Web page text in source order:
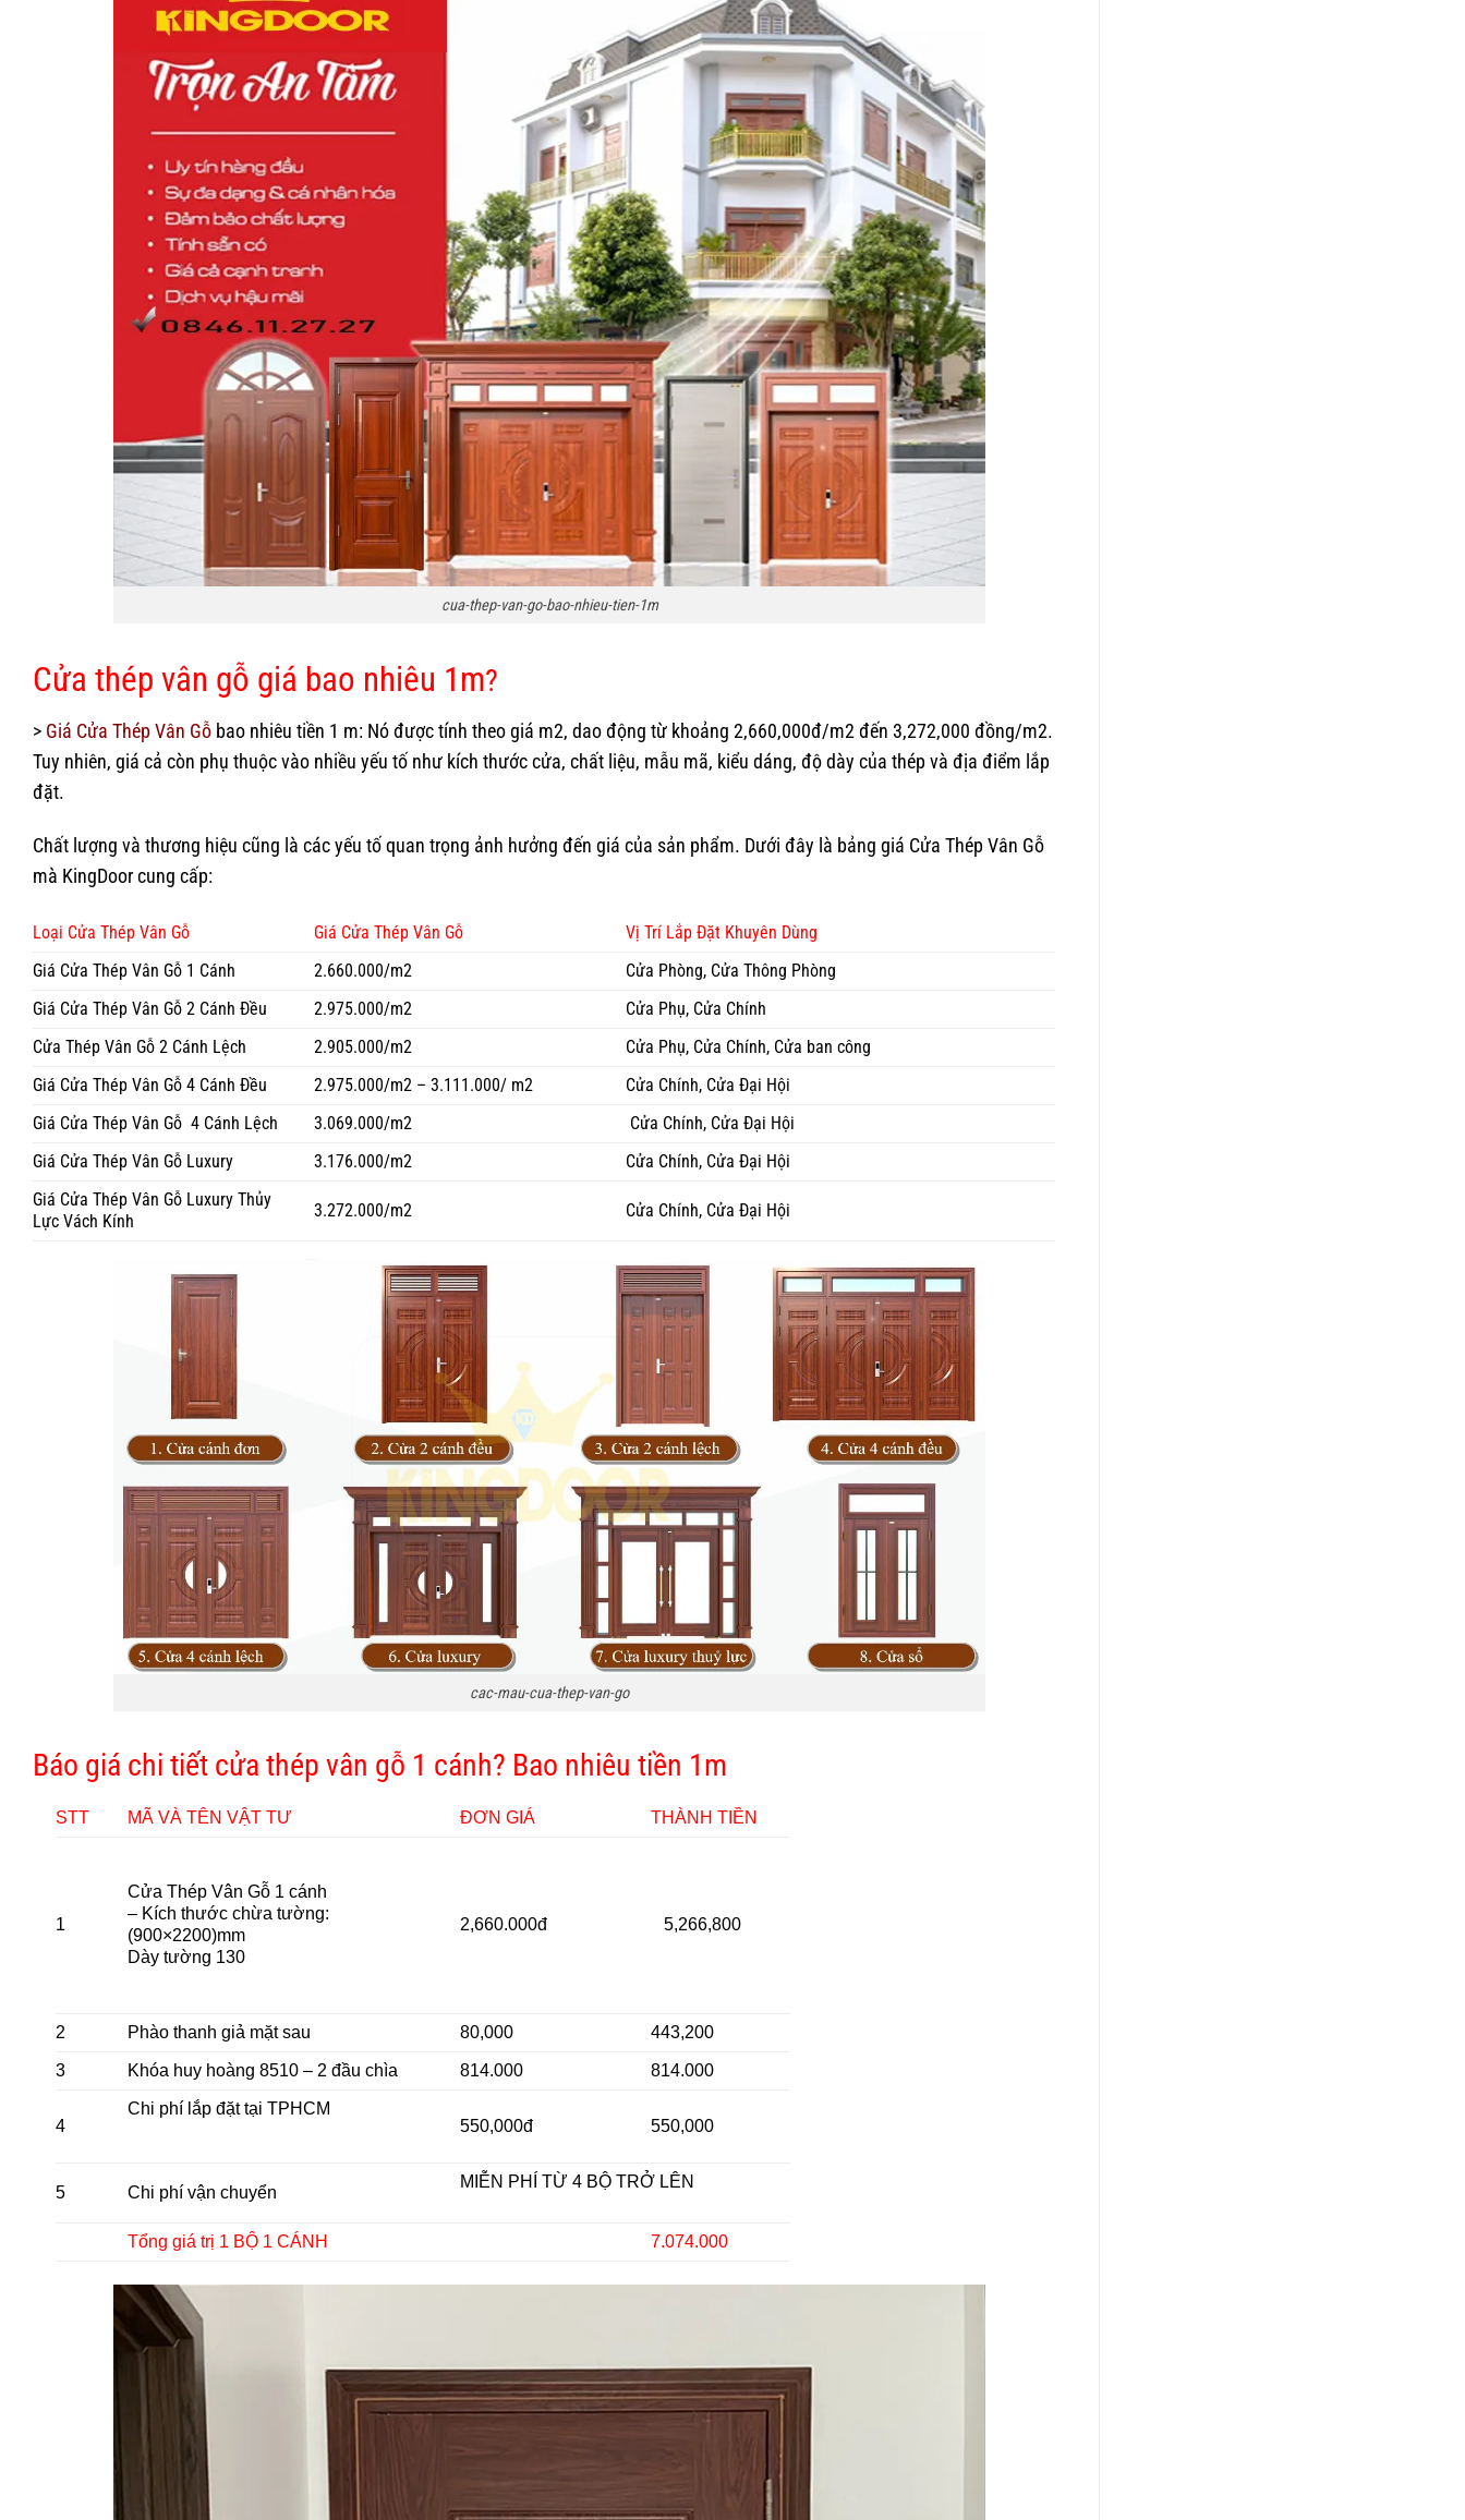
cua-thep-van-go-bao-nhieu-tien-1m
Cửa thép vân gỗ giá bao nhiêu 1m?
> Giá Cửa Thép Vân Gỗ bao nhiêu tiền 1 m: Nó được tính theo giá m2, dao động từ khoảng 2,660,000đ/m2 đến 3,272,000 đồng/m2.
Tuy nhiên, giá cả còn phụ thuộc vào nhiều yếu tố như kích thước cửa, chất liệu, mẫu mã, kiểu dáng, độ dày của thép và địa điểm lắp
đặt.
Chất lượng và thương hiệu cũng là các yếu tố quan trọng ảnh hưởng đến giá của sản phẩm. Dưới đây là bảng giá Cửa Thép Vân Gỗ
mà KingDoor cung cấp:
Loại Cửa Thép Vân Gỗ Giá Cửa Thép Vân Gỗ
Vị Trí Lắp Đặt Khuyên Dùng
Giá Cửa Thép Vân Gỗ 1 Cánh
2.660.000/m2
Cửa Phòng, Cửa Thông Phòng
Giá Cửa Thép Vân Gỗ 2 Cánh Đều
2.975.000/m2
Cửa Phụ, Cửa Chính
Cửa Thép Vân Gỗ 2 Cánh Lệch
2.905.000/m2
Cửa Phụ, Cửa Chính, Cửa ban công
Giá Cửa Thép Vân Gỗ 4 Cánh Đều
2.975.000/m2 – 3.111.000/ m2
Cửa Chính, Cửa Đại Hội
Giá Cửa Thép Vân Gỗ 4 Cánh Lệch 3.069.000/m2
Cửa Chính, Cửa Đại Hội
Giá Cửa Thép Vân Gỗ Luxury
3.176.000/m2
Cửa Chính, Cửa Đại Hội
Giá Cửa Thép Vân Gỗ Luxury Thủy
Lực Vách Kính
3.272.000/m2 Cửa Chính, Cửa Đại Hội
cac-mau-cua-thep-van-go
Báo giá chi tiết cửa thép vân gỗ 1 cánh? Bao nhiêu tiền 1m
STT MÃ VÀ TÊN VẬT TƯ ĐƠN GIÁ THÀNH TIỀN
1
Cửa Thép Vân Gỗ 1 cánh
– Kích thước chừa tường:
(900×2200)mm
Dày tường 130
2,660.000đ 5,266,800
2 Phào thanh giả mặt sau 80,000 443,200
3 Khóa huy hoàng 8510 – 2 đầu chìa 814.000 814.000
4
Chi phí lắp đặt tại TPHCM
550,000đ
550,000
5 Chi phí vận chuyển
MIỄN PHÍ TỪ 4 BỘ TRỞ LÊN
Tổng giá trị 1 BỘ 1 CÁNH 7.074.000